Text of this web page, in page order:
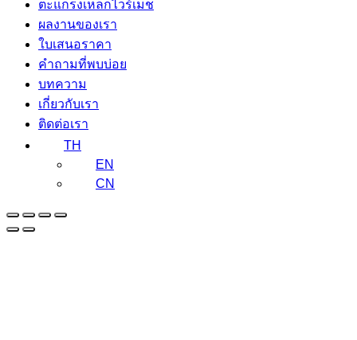
ตะแกรงเหล็กไวร์เมช
ผลงานของเรา
ใบเสนอราคา
คำถามที่พบบ่อย
บทความ
เกี่ยวกับเรา
ติดต่อเรา
TH
EN
CN